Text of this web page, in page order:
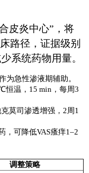
皮炎中心”，将
路径，证据级别
系统药物用量。
为急性渗液期辅助。
恒温，15 min，每周3
莫司渗透增强，2周1
，可降低VAS瘙痒1–2
调整策略